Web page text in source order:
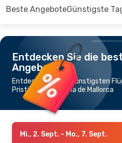
Beste AngeboteGünstigste
Entdecken Sie die
Angebote
Entdecken Sie die günstigsten
Pristina nach Palma de Mallorca
Mi., 2. Sept. - Mo., 7. Sept.